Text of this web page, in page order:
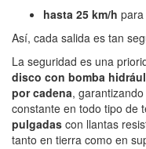
hasta 25 km/h
Así, cada salida es tan
La seguridad es una
disco con bomba
por cadena,
constante en todo tipo de
pulgadas con llantas
tanto en tierra como en